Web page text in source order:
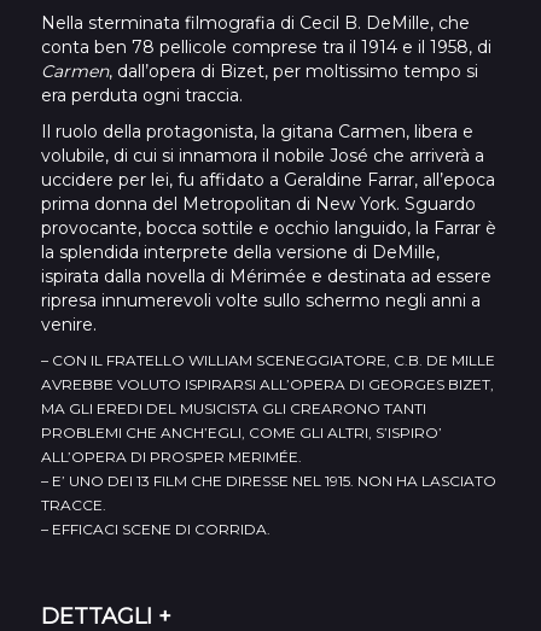
Nella sterminata filmografia di Cecil B. DeMille, che
conta ben 78 pellicole comprese tra il 1914 e il 1958, di
Carmen, dall’opera di Bizet, per moltissimo tempo si
era perduta ogni traccia.
Il ruolo della protagonista, la gitana Carmen, libera e
volubile, di cui si innamora il nobile José che arriverà a
uccidere per lei, fu affidato a Geraldine Farrar, all’epoca
prima donna del Metropolitan di New York. Sguardo
provocante, bocca sottile e occhio languido, la Farrar è
la splendida interprete della versione di DeMille,
ispirata dalla novella di Mérimée e destinata ad essere
ripresa innumerevoli volte sullo schermo negli anni a
venire.
– CON IL FRATELLO WILLIAM SCENEGGIATORE, C.B. DE MILLE
AVREBBE VOLUTO ISPIRARSI ALL’OPERA DI GEORGES BIZET,
MA GLI EREDI DEL MUSICISTA GLI CREARONO TANTI
PROBLEMI CHE ANCH’EGLI, COME GLI ALTRI, S’ISPIRO’
ALL’OPERA DI PROSPER MERIMÉE.
– E’ UNO DEI 13 FILM CHE DIRESSE NEL 1915. NON HA LASCIATO
TRACCE.
– EFFICACI SCENE DI CORRIDA.
DETTAGLI +